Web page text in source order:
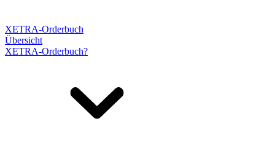
XETRA-Orderbuch
Übersicht
XETRA-Orderbuch?